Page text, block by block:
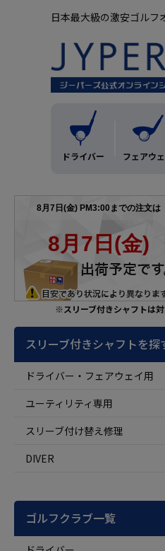
日本最大級の激安ゴルフ
ドライバー フェアウ
※スリーブ付きシャフトは
スリーブ付きシャフトを探
ドライバー・フェアウェイ用
ユーティリティ専用
スリーブ付け替え修理
DIVER
ゴルフクラブ一覧